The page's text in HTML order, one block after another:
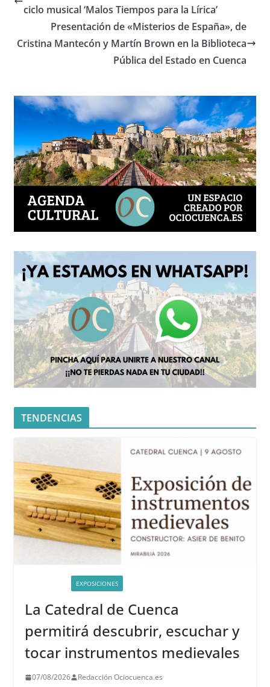
b
o
o
A
p
p
ciclo musical ‘Malos Tiempos para la Lírica’
Presentación de «Misterios de España», de
Cristina Mantecón y Martín Brown en la Biblioteca
Pública del Estado en Cuenca
TENDENCIAS
EXPOSICIONES
La Catedral de Cuenca
permitirá descubrir, escuchar y
tocar instrumentos medievales
07/08/2026 Redacción Ociocuenca.es